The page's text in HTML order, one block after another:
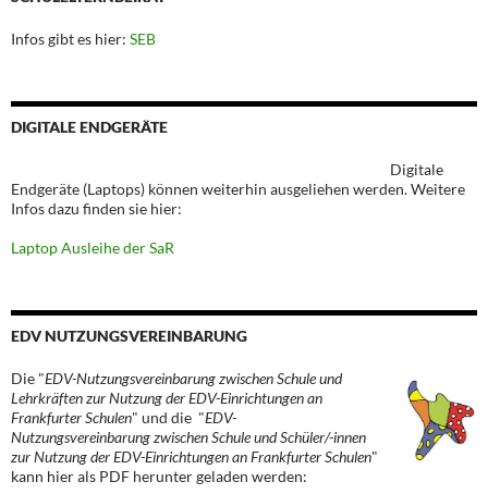
Infos gibt es hier: SEB
DIGITALE ENDGERÄTE
Digitale
Endgeräte (Laptops) können weiterhin ausgeliehen werden. Weitere
Infos dazu finden sie hier:
Laptop Ausleihe der SaR
EDV NUTZUNGSVEREINBARUNG
Die "EDV-Nutzungsvereinbarung zwischen Schule und
Lehrkräften zur Nutzung der EDV-Einrichtungen an
Frankfurter Schulen" und die "EDV-
Nutzungsvereinbarung zwischen Schule und Schüler/-innen
zur Nutzung der EDV-Einrichtungen an Frankfurter Schulen"
kann hier als PDF herunter geladen werden: